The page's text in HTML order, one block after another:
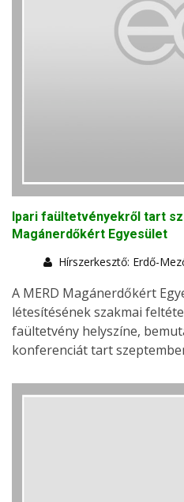
Ipari faültetvényekről tart
Magánerdőkért Egyesület
Hírszerkesztő: Erdő-
A MERD Magánerdőkért
létesítésének szakmai
faültetvény helyszíne,
konferenciát tart